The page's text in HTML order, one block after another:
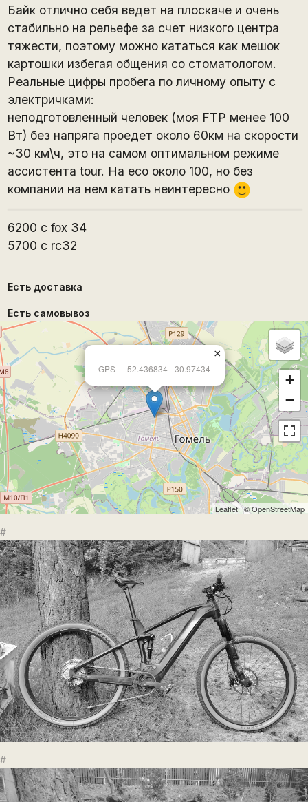
Байк отлично себя ведет на плоскаче и очень
стабильно на рельефе за счет низкого центра
тяжести, поэтому можно кататься как мешок
картошки избегая общения со стоматологом.
Реальные цифры пробега по личному опыту с
электричками:
неподготовленный человек (моя FTP менее 100
Вт) без напряга проедет около 60км на скорости
~30 км\ч, это на самом оптимальном режиме
ассистента tour. На eco около 100, но без
компании на нем катать неинтересно :)
6200 с fox 34
5700 c rc32
Есть доставка
Есть самовывоз
GPS 52.436834 30.97434
×
+
−
Leaflet| ©OpenStreetMap
#
#